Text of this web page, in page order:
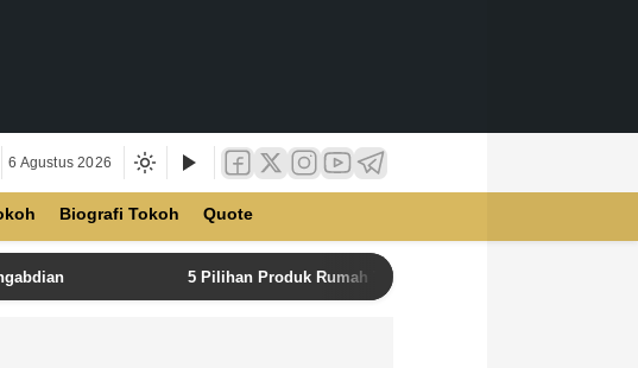
6 Agustus 2026
Biografi Tokoh Quote
5 Pilihan Produk Rumah Tangga Terbaik di Unilever Store